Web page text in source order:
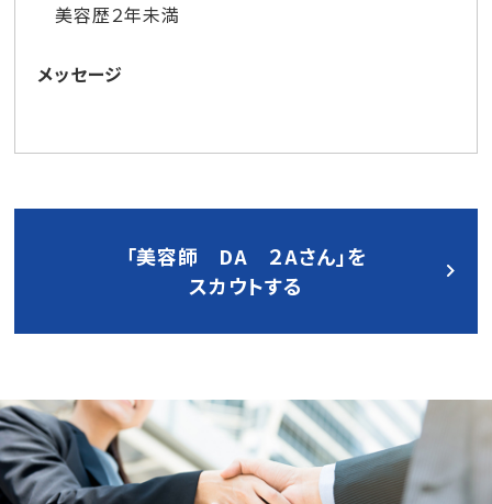
美容歴２年未満
メッセージ
「美容師 DA ２Aさん」を
スカウトする